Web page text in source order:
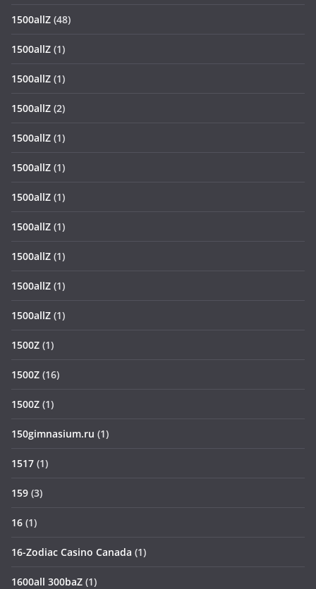
1500allZ (48)
1500allZ (1)
1500allZ (1)
1500allZ (2)
1500allZ (1)
1500allZ (1)
1500allZ (1)
1500allZ (1)
1500allZ (1)
1500allZ (1)
1500allZ (1)
1500Z (1)
1500Z (16)
1500Z (1)
150gimnasium.ru (1)
1517 (1)
159 (3)
16 (1)
16-Zodiac Casino Canada (1)
1600all 300baZ (1)